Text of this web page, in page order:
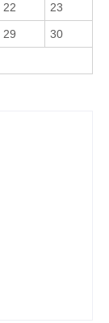
22 23
29 30